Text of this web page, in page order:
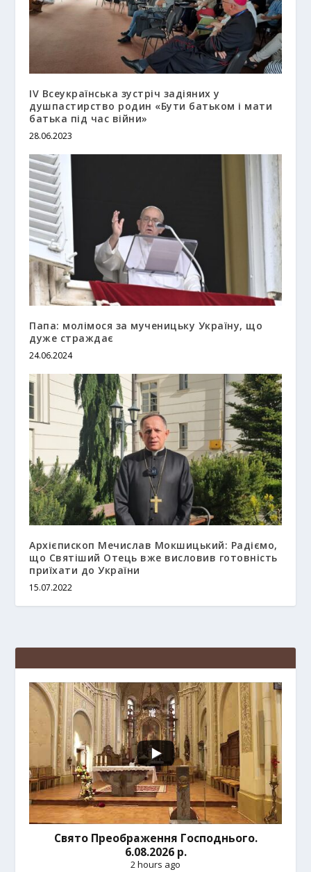
IV Всеукраїнська зустріч задіяних у
душпастирство родин «Бути батьком і мати
батька під час війни»
28.06.2023
Папа: молімося за мученицьку Україну, що
дуже страждає
24.06.2024
Архієпископ Мечислав Мокшицький: Радіємо,
що Святіший Отець вже висловив готовність
приїхати до України
15.07.2022
Свято Преображення Господнього.
6.08.2026 р.
2 hours ago